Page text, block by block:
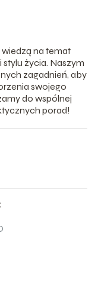
wiedzą na temat
życia. Naszym
zagadnień, aby
swojego
do wspólnej
porad!